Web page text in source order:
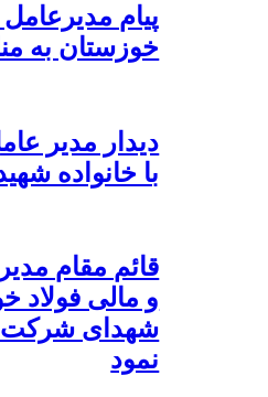
پیام
خوزستان به
دیدار مدیر
با خانواده
قائم مقام
و مالی فولاد
شهدای شرکت
نمود